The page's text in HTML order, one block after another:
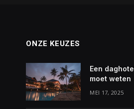
ONZE KEUZES
Een
moet weten
MEI 17, 2025